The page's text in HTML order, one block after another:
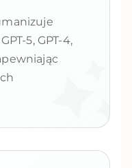
5, GPT-4,